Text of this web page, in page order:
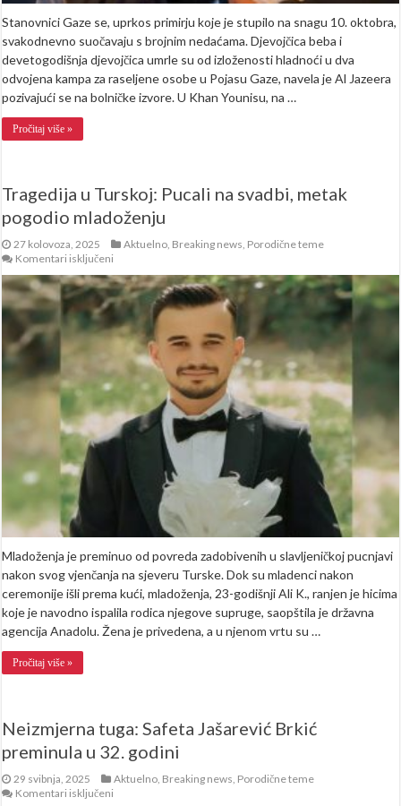
Stanovnici Gaze se, uprkos primirju koje je stupilo na snagu 10. oktobra,
svakodnevno suočavaju s brojnim nedaćama. Djevojčica beba i
devetogodišnja djevojčica umrle su od izloženosti hladnoći u dva
odvojena kampa za raseljene osobe u Pojasu Gaze, navela je Al Jazeera
pozivajući se na bolničke izvore. U Khan Younisu, na …
Pročitaj više »
Tragedija u Turskoj: Pucali na svadbi, metak
pogodio mladoženju
27 kolovoza, 2025 Aktuelno Breaking news Porodične teme
Komentari isključeni
u
Turskoj:
Pucali
na
svadbi,
metak
pogodio
mladoženju
Mladoženja je preminuo od povreda zadobivenih u slavljeničkoj pucnjavi
nakon svog vjenčanja na sjeveru Turske. Dok su mladenci nakon
ceremonije išli prema kući, mladoženja, 23-godišnji Ali K., ranjen je hicima
koje je navodno ispalila rodica njegove supruge, saopštila je državna
agencija Anadolu. Žena je privedena, a u njenom vrtu su …
Pročitaj više »
Neizmjerna tuga: Safeta Jašarević Brkić
preminula u 32. godini
29 svibnja, 2025 Aktuelno Breaking news Porodične teme
Komentari isključeni